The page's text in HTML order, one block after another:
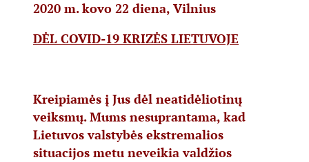
2020 m. kovo 22 diena, Vilnius
DĖL COVID-19 KRIZĖS LIETUVOJE
Kreipiamės į Jus dėl neatidėliotinų
veiksmų. Mums nesuprantama, kad
Lietuvos valstybės ekstremalios
situacijos metu neveikia valdžios